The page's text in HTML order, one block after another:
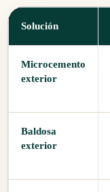
Solución
Microcemento
exterior
Baldosa
exterior